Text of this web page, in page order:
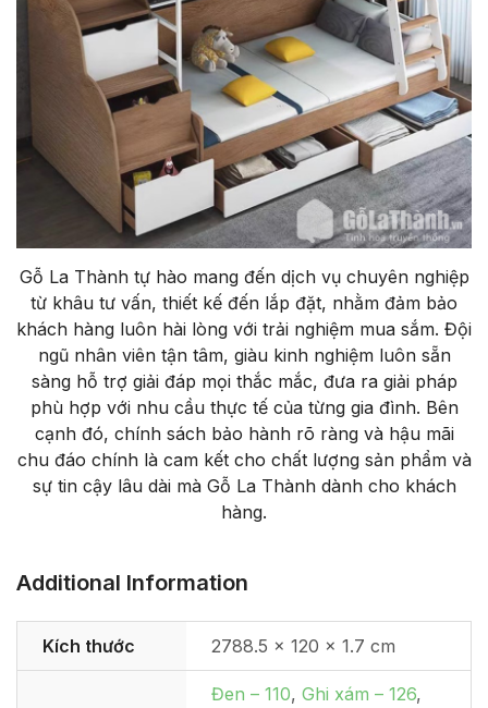
Gỗ La Thành tự hào mang đến dịch vụ chuyên nghiệp
từ khâu tư vấn, thiết kế đến lắp đặt, nhằm đảm bảo
khách hàng luôn hài lòng với trải nghiệm mua sắm. Đội
ngũ nhân viên tận tâm, giàu kinh nghiệm luôn sẵn
sàng hỗ trợ giải đáp mọi thắc mắc, đưa ra giải pháp
phù hợp với nhu cầu thực tế của từng gia đình. Bên
cạnh đó, chính sách bảo hành rõ ràng và hậu mãi
chu đáo chính là cam kết cho chất lượng sản phẩm và
sự tin cậy lâu dài mà Gỗ La Thành dành cho khách
hàng.
Additional Information
Kích thước 2788.5 × 120 × 1.7 cm
Đen – 110, Ghi xám – 126,